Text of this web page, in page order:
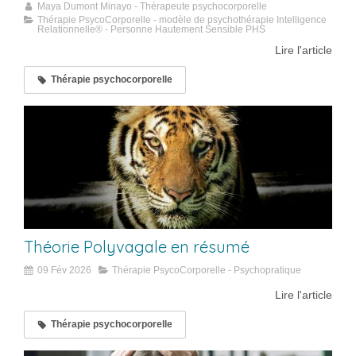
Maya Dumont Minayo - Thérapeute psychocorporelle
Thérapie PsycoCorporelle - modèle de psychothérapie Intelligence
Relationnelle® - Personne Hautement Sensible PHS
Lire l'article
Thérapie psychocorporelle
Théorie Polyvagale en résumé
09 Fév 2026 Thérapie PsycoCorporelle - Psychopratique
Lire l'article
Thérapie psychocorporelle